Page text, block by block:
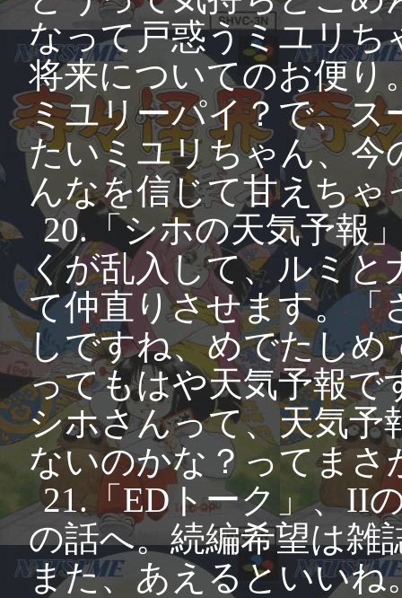
なって戸惑うミユリち
将来についてのお便り
ミユリーパイ？で、ス
たいミユリちゃん、今
んなを信じて甘えちゃ
20.「シホの天気予報
くが乱入して、ルミと
て仲直りさせます。「
しですね、めでたしめ
ってもはや天気予報で
シホさんって、天気予
ないのかな？ってまさ
21.「EDトーク」、II
の話へ。続編希望は雑
また、あえるといいね